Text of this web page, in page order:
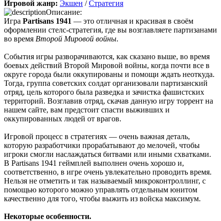
Boycenunse:Добавьте пожалуйста саундтрек из игры NFS
Most Wanted, которая 2005 года.
Mifman:Добро пожаловать на игровой сайт mifman.ru
Делитесь играми с друзьями и добавляйте сайт в избранное.
В этом чате Вы можете общаться. Пишите свои отзывы и
комментарии к играм.
Игровой жанр: Экшен /Стратегия
Описание:
Игра Partisans 1941 — это отличная и красивая в своём
оформлении стелс-стратегия, где вы возглавляете партизанами
во время Второй Мировой войны.
События игры разворачиваются, как сказано выше, во время
боевых действий Второй Мировой войны, когда почти все в
округе города были оккупированы и помощи ждать неоткуда.
Тогда, группа советских солдат организовали партизанский
отряд, цель которого была разведка и зачистка фашистских
территорий. Возглавив отряд, скачав данную игру торрент на
нашем сайте, вам предстоит спасти выживших и
оккупированных людей от врагов.
Игровой процесс в стратегиях — очень важная деталь,
которую разработчики прорабатывают до мелочей, чтобы
игроки смогли наслаждаться битвами или иными схватками.
В Partisans 1941 геймплей выполнен очень хорошо и,
соответственно, в игре очень увлекательно проводить время.
Нельзя не отметить и так называемый микроконтроллинг, с
помощью которого можно управлять отдельным юнитом
качественно для того, чтобы выжить из войска максимум.
Некоторые особенности.